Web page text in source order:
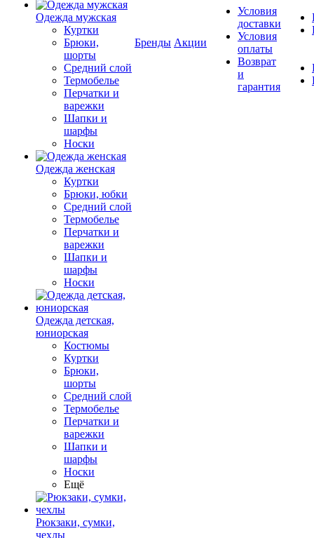
Одежда мужская
Куртки
Брюки,
шорты
Средний слой
Термобелье
Перчатки и
варежки
Шапки и
шарфы
Носки
Одежда женская
Куртки
Брюки, юбки
Средний слой
Термобелье
Перчатки и
варежки
Шапки и
шарфы
Носки
Одежда детская,
юниорская
Костюмы
Куртки
Брюки,
шорты
Средний слой
Термобелье
Перчатки и
варежки
Шапки и
шарфы
Носки
Ещё
Рюкзаки, сумки,
чехлы
Бренды Акции
Условия
доставки
Условия
оплаты
Возврат
и
гарантия